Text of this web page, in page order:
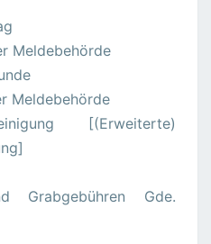
Meldebehörde
Meldebehörde
[(Erweiterte)
Grabgebühren Gde.